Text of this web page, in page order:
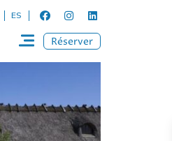
ES
Réserver